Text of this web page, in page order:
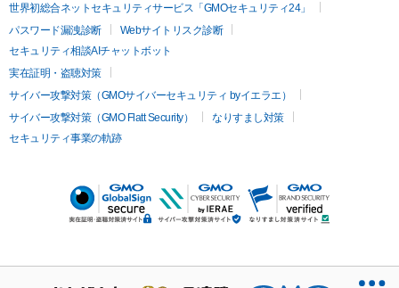
世界初総合ネットセキュリティサービス「GMOセキュリティ24」
パスワード漏洩診断
Webサイトリスク診断
セキュリティ相談AIチャットボット
実在証明・盗聴対策
サイバー攻撃対策（GMOサイバーセキュリティ byイエラエ）
サイバー攻撃対策（GMO Flatt Security）
なりすまし対策
セキュリティ事業の軌跡